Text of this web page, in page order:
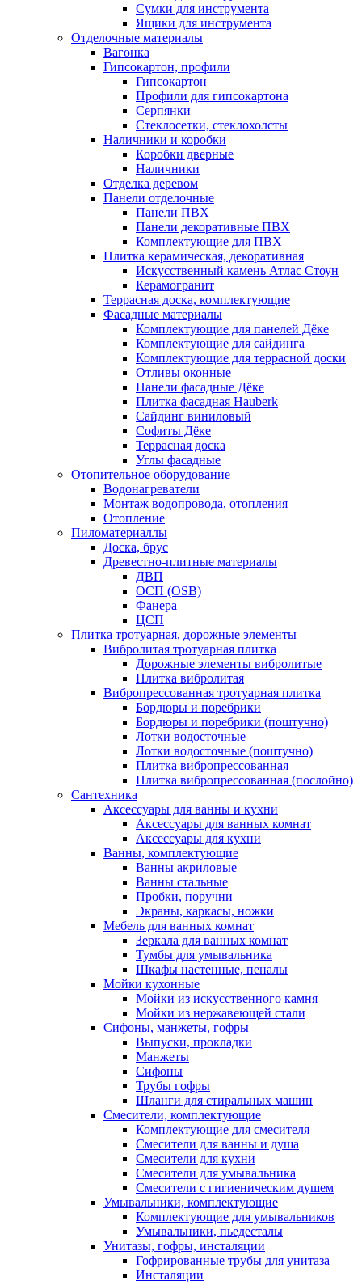
Сумки для инструмента
Ящики для инструмента
Отделочные материалы
Вагонка
Гипсокартон, профили
Гипсокартон
Профили для гипсокартона
Серпянки
Стеклосетки, стеклохолсты
Наличники и коробки
Коробки дверные
Наличники
Отделка деревом
Панели отделочные
Панели ПВХ
Панели декоративные ПВХ
Комплектующие для ПВХ
Плитка керамическая, декоративная
Искусственный камень Атлас Стоун
Керамогранит
Террасная доска, комплектующие
Фасадные материалы
Комплектующие для панелей Дёке
Комплектующие для сайдинга
Комплектующие для террасной доски
Отливы оконные
Панели фасадные Дёке
Плитка фасадная Hauberk
Сайдинг виниловый
Софиты Дёке
Террасная доска
Углы фасадные
Отопительное оборудование
Водонагреватели
Монтаж водопровода, отопления
Отопление
Пиломатериаллы
Доска, брус
Древестно-плитные материалы
ДВП
ОСП (OSB)
Фанера
ЦСП
Плитка тротуарная, дорожные элементы
Вибролитая тротуарная плитка
Дорожные элементы вибролитые
Плитка вибролитая
Вибропрессованная тротуарная плитка
Бордюры и поребрики
Бордюры и поребрики (поштучно)
Лотки водосточные
Лотки водосточные (поштучно)
Плитка вибропрессованная
Плитка вибропрессованная (послойно)
Сантехника
Аксессуары для ванны и кухни
Аксессуары для ванных комнат
Аксессуары для кухни
Ванны, комплектующие
Ванны акриловые
Ванны стальные
Пробки, поручни
Экраны, каркасы, ножки
Мебель для ванных комнат
Зеркала для ванных комнат
Тумбы для умывальника
Шкафы настенные, пеналы
Мойки кухонные
Мойки из искусственного камня
Мойки из нержавеющей стали
Сифоны, манжеты, гофры
Выпуски, прокладки
Манжеты
Сифоны
Трубы гофры
Шланги для стиральных машин
Смесители, комплектующие
Комплектующие для смесителя
Смесители для ванны и душа
Смесители для кухни
Смесители для умывальника
Смесители с гигиеническим душем
Умывальники, комплектующие
Комплектующие для умывальников
Умывальники, пьедесталы
Унитазы, гофры, инсталяции
Гофрированные трубы для унитаза
Инсталяции